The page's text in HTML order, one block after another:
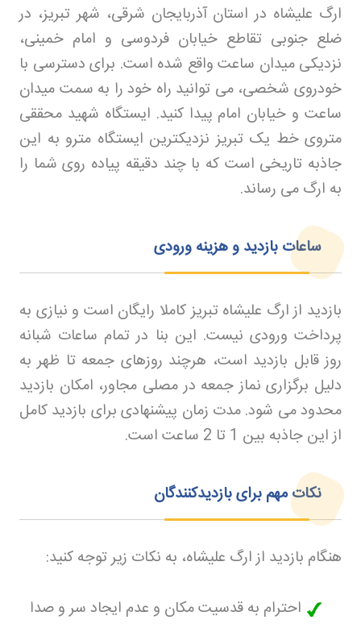
ارگ علیشاه در استان آذربایجان شرقی، شهر تبریز، در
ضلع جنوبی تقاطع خیابان فردوسی و امام خمینی،
نزدیکی میدان ساعت واقع شده است. برای دسترسی با
خودروی شخصی، می توانید راه خود را به سمت میدان
ساعت و خیابان امام پیدا کنید. ایستگاه شهید محققی
متروی خط یک تبریز نزدیکترین ایستگاه مترو به این
جاذبه تاریخی است که با چند دقیقه پیاده روی شما را
به ارگ می رساند.
ساعات بازدید و هزینه ورودی
بازدید از ارگ علیشاه تبریز کاملا رایگان است و نیازی به
پرداخت ورودی نیست. این بنا در تمام ساعات شبانه
روز قابل بازدید است، هرچند روزهای جمعه تا ظهر به
دلیل برگزاری نماز جمعه در مصلی مجاور، امکان بازدید
محدود می شود. مدت زمان پیشنهادی برای بازدید کامل
از این جاذبه بین 1 تا 2 ساعت است
.
نکات مهم برای بازدیدکنندگان
هنگام بازدید از ارگ علیشاه، به نکات زیر توجه کنید:
احترام به قدسیت مکان و عدم ایجاد سر و صدا